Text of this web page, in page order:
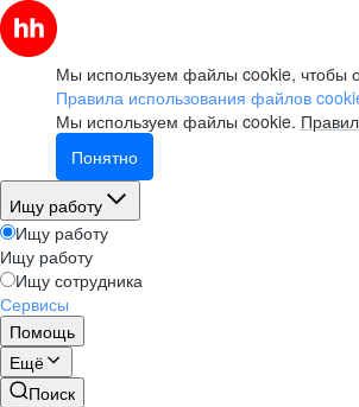
Мы используем файлы cookie, чтобы
Правила использования файлов
Мы используем файлы cookie.
Понятно
Ищу работу
Ищу работу
Ищу работу
Ищу сотрудника
Сервисы
Помощь
Ещё
Поиск